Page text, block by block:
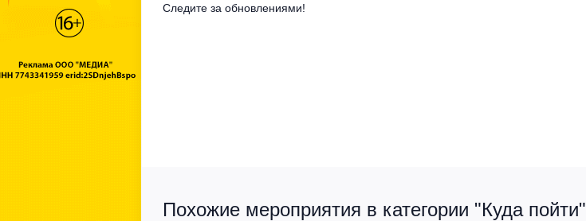
Следите за обновлениями!
Похожие мероприятия в категории "Куда пойти"